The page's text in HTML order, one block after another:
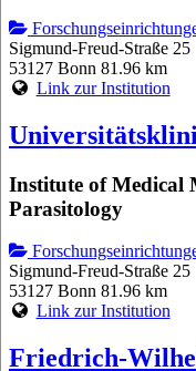
Sigmund-Freud-Straße 25
53127 Bonn 81.96 km
Link zur Institution
Institute of Medical
Parasitology
Sigmund-Freud-Straße 25
53127 Bonn 81.96 km
Link zur Institution
Friedrich-